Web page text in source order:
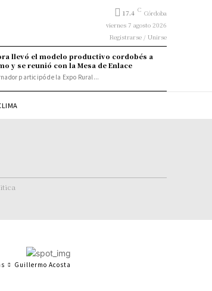
17.4 C Córdoba
viernes 7 agosto 2026
Registrarse / Unirse
llevó el modelo productivo cordobés a
y se reunió con la Mesa de Enlace
participó de la Expo Rural...
Guillermo Acosta